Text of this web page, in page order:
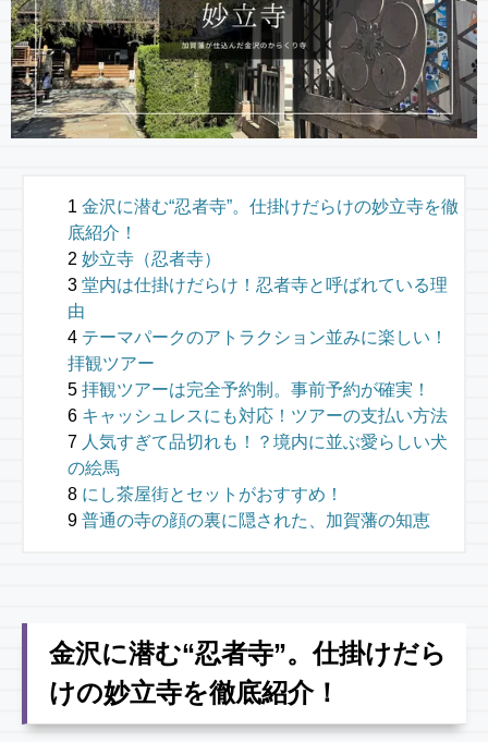
金沢に潜む“忍者寺”。仕掛けだらけの妙立寺を徹
底紹介！
妙立寺（忍者寺）
堂内は仕掛けだらけ！忍者寺と呼ばれている理
由
テーマパークのアトラクション並みに楽しい！
拝観ツアー
拝観ツアーは完全予約制。事前予約が確実！
キャッシュレスにも対応！ツアーの支払い方法
人気すぎて品切れも！？境内に並ぶ愛らしい犬
の絵馬
にし茶屋街とセットがおすすめ！
普通の寺の顔の裏に隠された、加賀藩の知恵
金沢に潜む“忍者寺”。仕掛けだら
けの妙立寺を徹底紹介！